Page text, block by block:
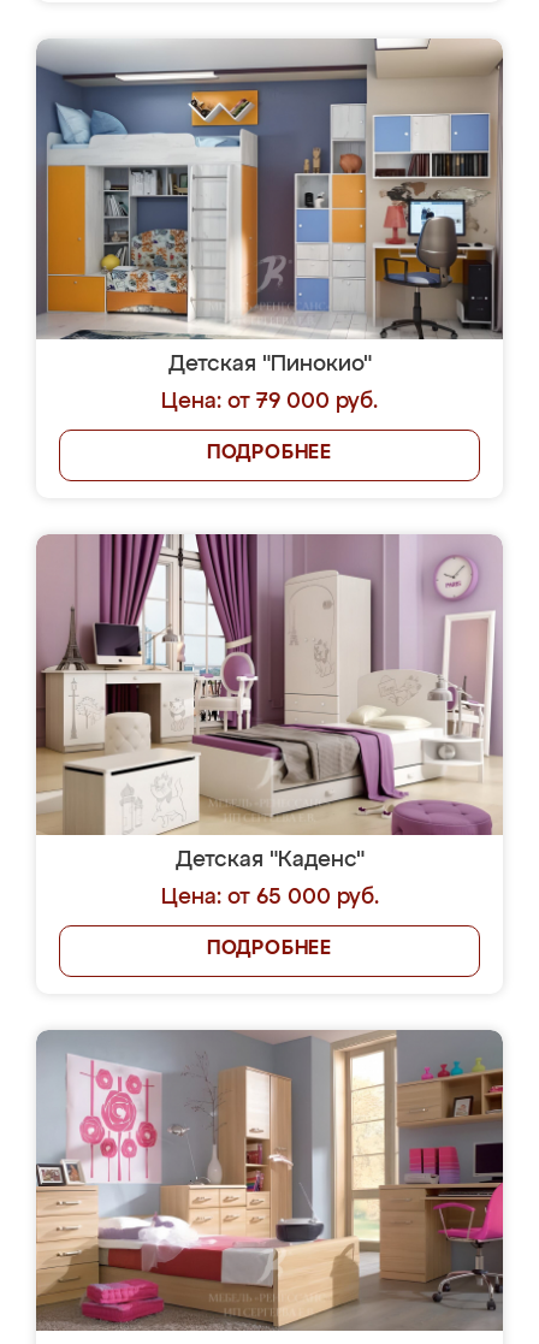
Детская "Пинокио"
Цена: от 79 000 руб.
ПОДРОБНЕЕ
Детская "Каденс"
Цена: от 65 000 руб.
ПОДРОБНЕЕ